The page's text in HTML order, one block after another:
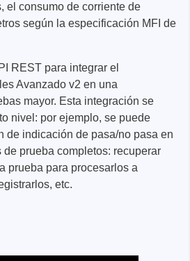
el consumo de corriente de
según la especificación MFI de
REST para integrar el
Avanzado v2 en una
mayor. Esta integración se
nivel: por ejemplo, se puede
de indicación de pasa/no pasa en
prueba completos: recuperar
prueba para procesarlos a
etc.